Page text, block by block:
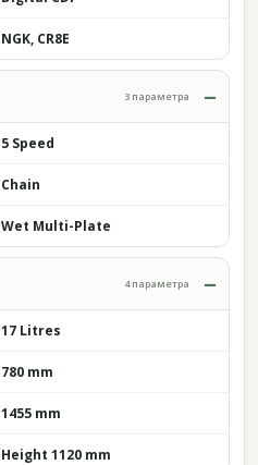
NGK, CR8E
3 параметра
5 Speed
Chain
Wet Multi-Plate
4 параметра
17 Litres
780 mm
1455 mm
Height 1120 mm